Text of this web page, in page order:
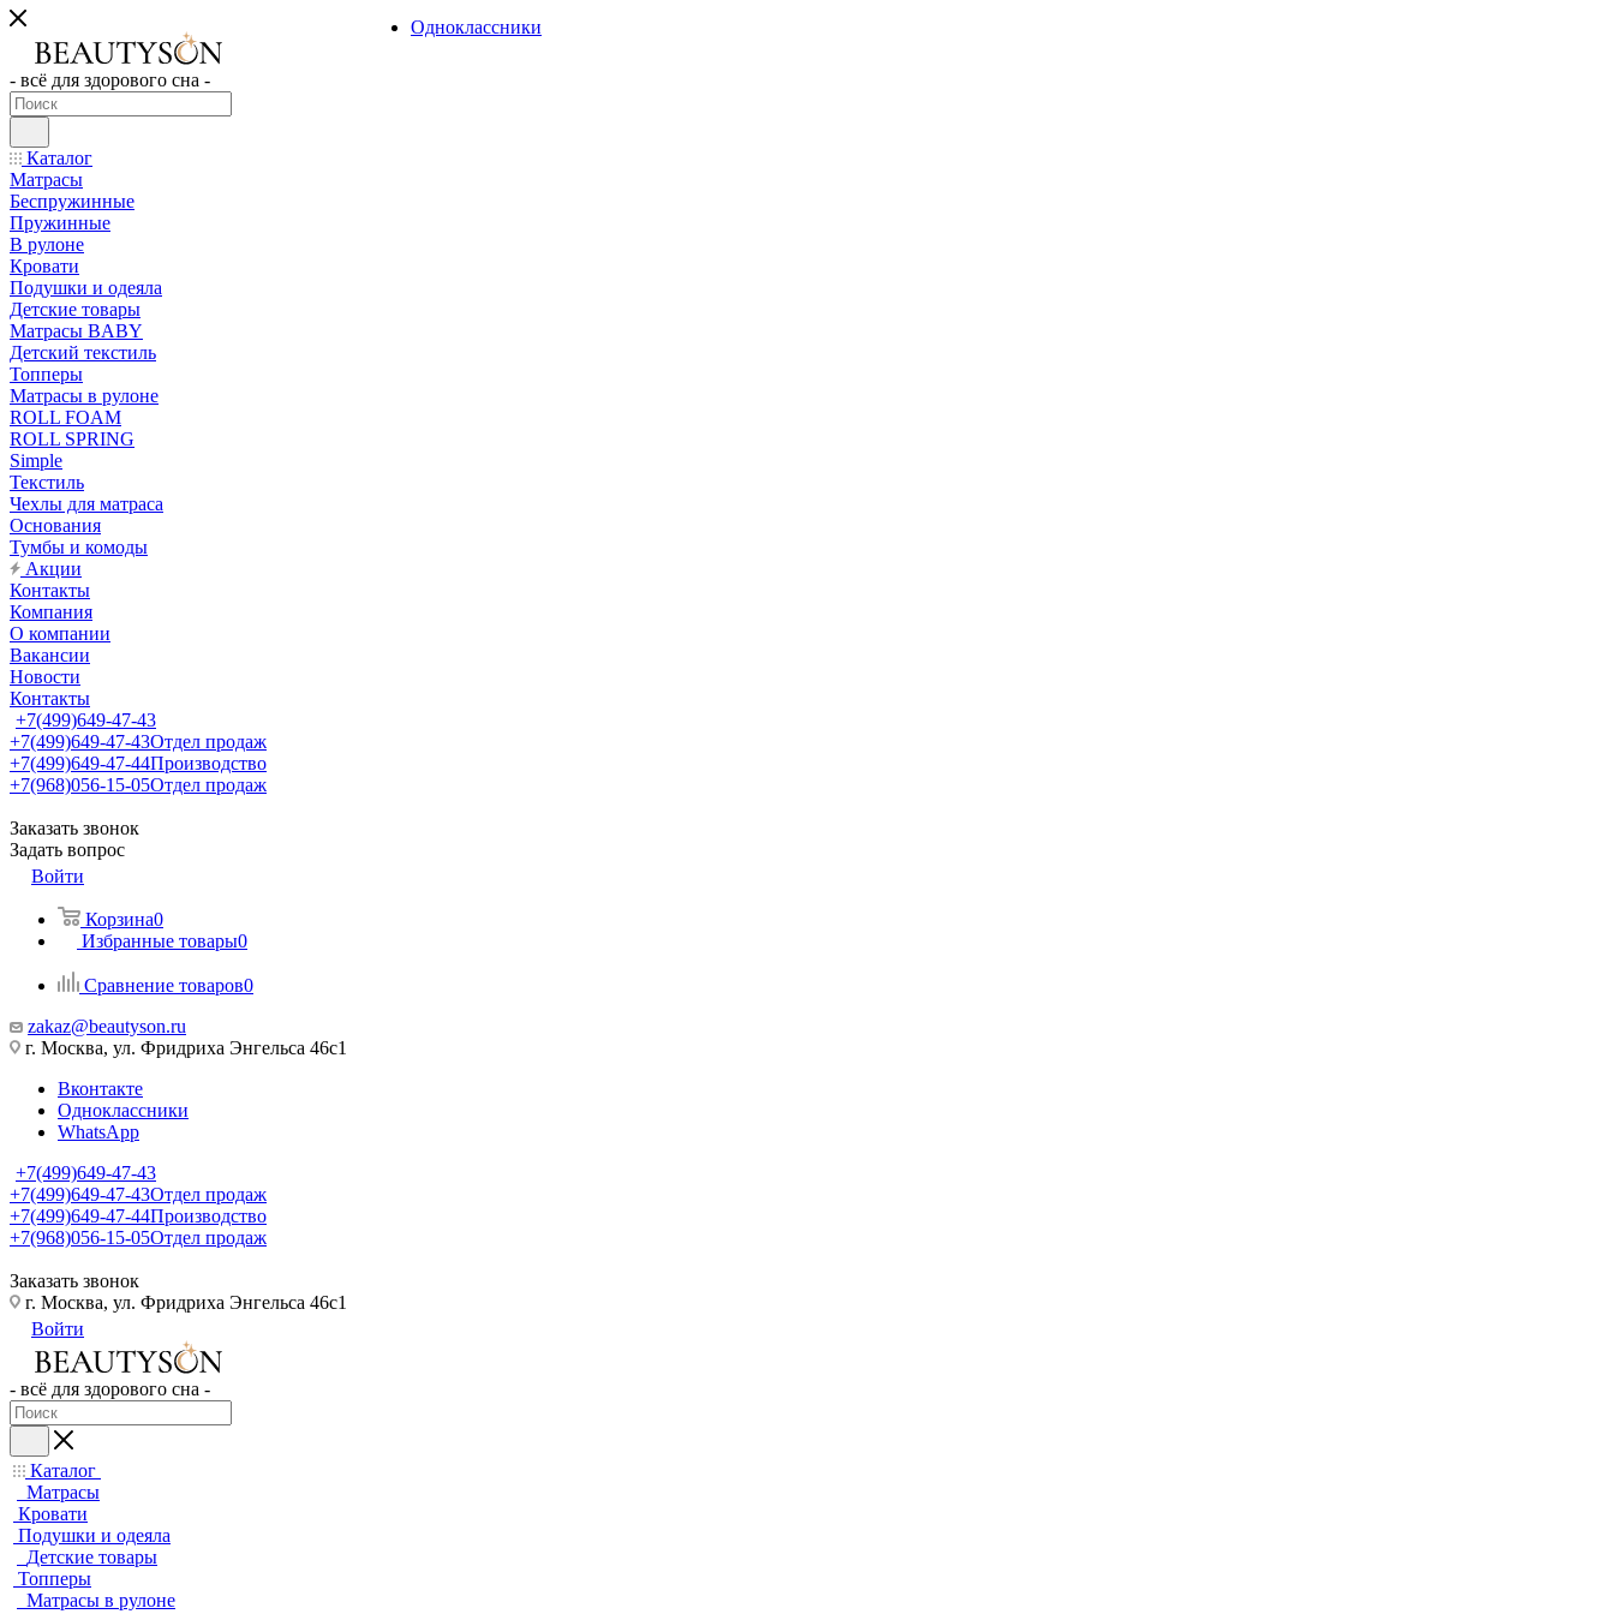
- всё для здорового сна -
Каталог
Матрасы
Беспружинные
Пружинные
В рулоне
Кровати
Подушки и одеяла
Детские товары
Матрасы BABY
Детский текстиль
Топперы
Матрасы в рулоне
ROLL FOAM
ROLL SPRING
Simple
Текстиль
Чехлы для матраса
Основания
Тумбы и комоды
Акции
Контакты
Компания
О компании
Вакансии
Новости
Контакты
+7(499)649-47-43
+7(499)649-47-43Отдел продаж
+7(499)649-47-44Производство
+7(968)056-15-05Отдел продаж
Заказать звонок
Задать вопрос
Войти
Корзина0
Избранные товары0
Сравнение товаров0
zakaz@beautyson.ru
г. Москва, ул. Фридриха Энгельса 46с1
Вконтакте
Одноклассники
WhatsApp
+7(499)649-47-43
+7(499)649-47-43Отдел продаж
+7(499)649-47-44Производство
+7(968)056-15-05Отдел продаж
Заказать звонок
Одноклассники
г. Москва, ул. Фридриха Энгельса 46с1
Войти
- всё для здорового сна -
Каталог
Матрасы
Кровати
Подушки и одеяла
Детские товары
Топперы
Матрасы в рулоне